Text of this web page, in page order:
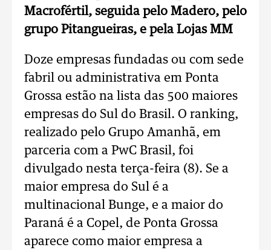
Macrofértil, seguida pelo Madero, pelo
grupo Pitangueiras, e pela Lojas MM
Doze empresas fundadas ou com sede
fabril ou administrativa em Ponta
Grossa estão na lista das 500 maiores
empresas do Sul do Brasil. O ranking,
realizado pelo Grupo Amanhã, em
parceria com a PwC Brasil, foi
divulgado nesta terça-feira (8). Se a
maior empresa do Sul é a
multinacional Bunge, e a maior do
Paraná é a Copel, de Ponta Grossa
aparece como maior empresa a